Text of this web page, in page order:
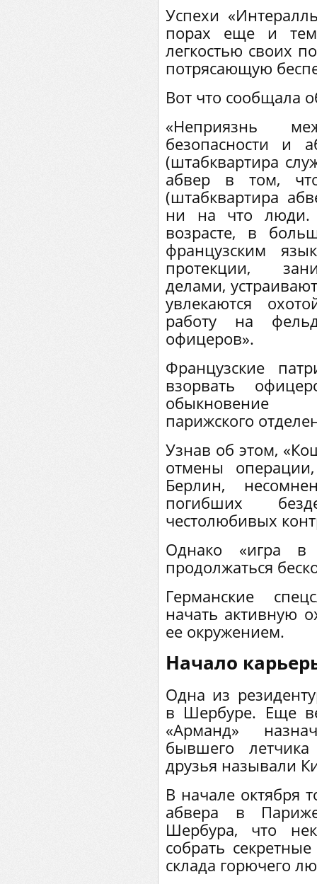
Успехи
порах еще и
легкостью своих
потрясающую
Вот что сообщала
«Неприязнь
безопасности и
(штабквартира
абвер в том,
(штабквартира
ни на что люди.
возрасте, в
французским
протекции,
делами,
увлекаются
работу на
офицеров».
Французские
взорвать
обыкновение
парижского
Узнав об этом,
отмены
Берлин,
погибших
честолюбивых
Однако «игра
продолжаться
Германские
начать активную
ее окружением.
Начало
Одна из
в Шербуре. Еще
«Арманд»
бывшего
друзья называли
В начале октября
абвера в
Шербура, что
собрать
склада горючего